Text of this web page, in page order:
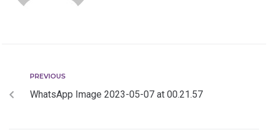
PREVIOUS
WhatsApp Image 2023-05-07 at 00.21.57